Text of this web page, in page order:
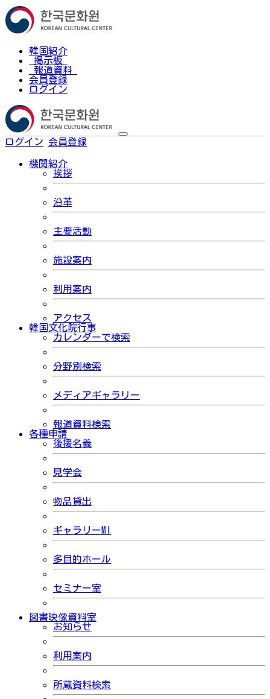
韓国紹介
掲示板
報道資料
会員登録
ログイン
ログイン 会員登録
機関紹介
挨拶
沿革
主要活動
施設案内
利用案内
アクセス
韓国文化院行事
カレンダーで検索
分野別検索
メディアギャラリー
報道資料検索
各種申請
後援名義
見学会
物品貸出
ギャラリーMI
多目的ホール
セミナー室
図書映像資料室
お知らせ
利用案内
所蔵資料検索